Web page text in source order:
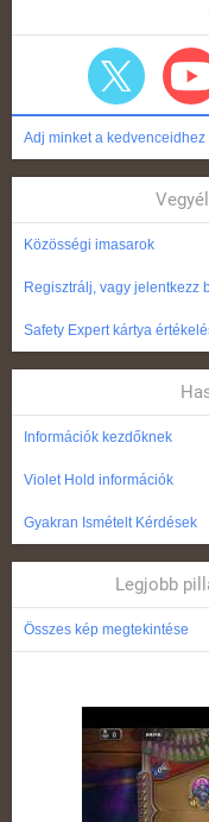
Adj minket a kedvenceidhez
Közösségi imasarok
Regisztrálj, vagy jelentkezz
Safety Expert kártya
Információk kezdőknek
Violet Hold információk
Gyakran Ismételt Kérdések
Legjobb
Összes kép megtekintése